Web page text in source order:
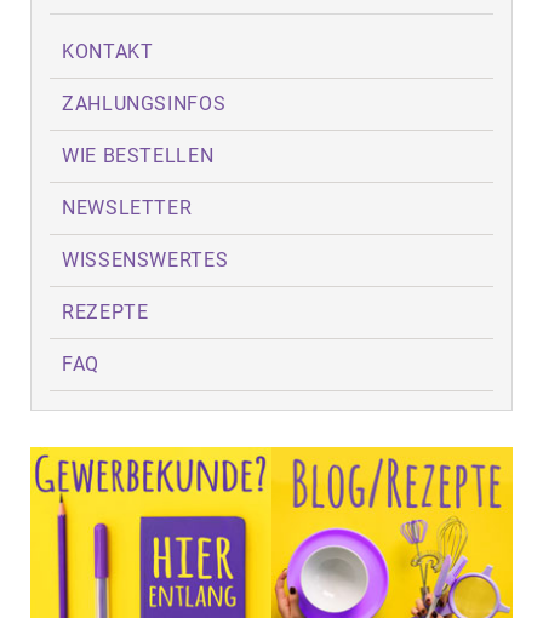
KONTAKT
ZAHLUNGSINFOS
WIE BESTELLEN
NEWSLETTER
WISSENSWERTES
REZEPTE
FAQ